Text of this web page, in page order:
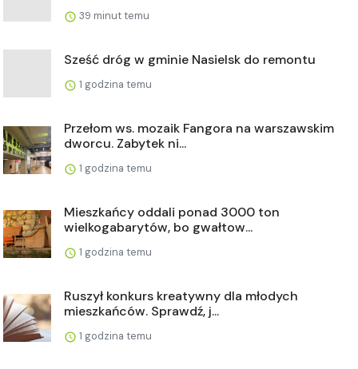
39 minut temu
Sześć dróg w gminie Nasielsk do remontu
1 godzina temu
Przełom ws. mozaik Fangora na warszawskim
dworcu. Zabytek ni...
1 godzina temu
Mieszkańcy oddali ponad 3000 ton
wielkogabarytów, bo gwałtow...
1 godzina temu
Ruszył konkurs kreatywny dla młodych
mieszkańców. Sprawdź, j...
1 godzina temu